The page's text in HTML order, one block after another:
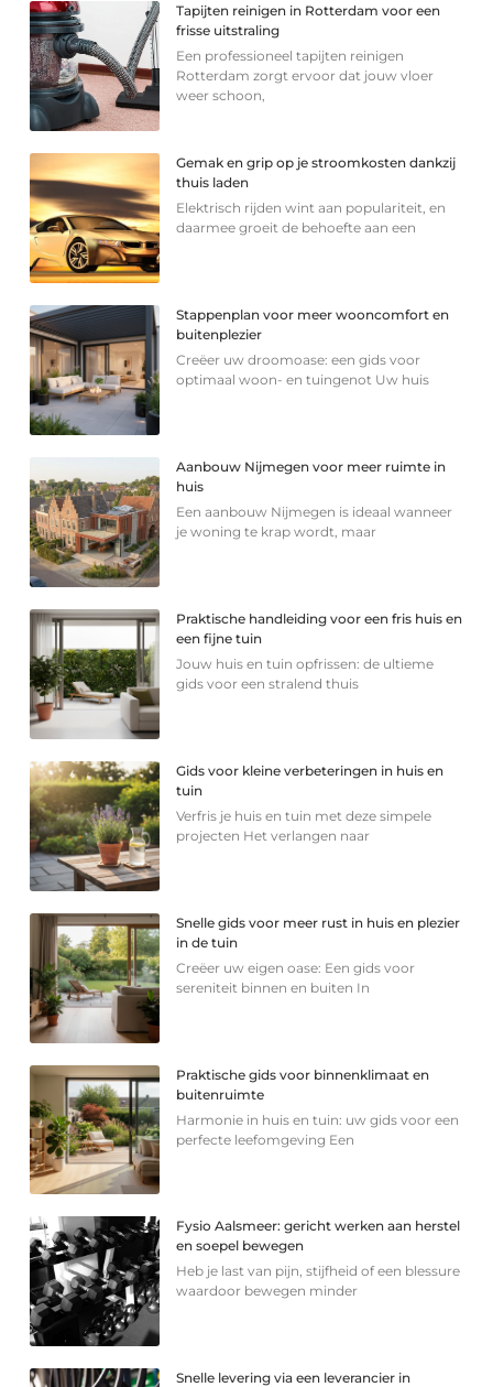
Tapijten reinigen in Rotterdam voor een
frisse uitstraling
Een professioneel tapijten reinigen
Rotterdam zorgt ervoor dat jouw vloer
weer schoon,
Gemak en grip op je stroomkosten dankzij
thuis laden
Elektrisch rijden wint aan populariteit, en
daarmee groeit de behoefte aan een
Stappenplan voor meer wooncomfort en
buitenplezier
Creëer uw droomoase: een gids voor
optimaal woon- en tuingenot Uw huis
Aanbouw Nijmegen voor meer ruimte in
huis
Een aanbouw Nijmegen is ideaal wanneer
je woning te krap wordt, maar
Praktische handleiding voor een fris huis en
een fijne tuin
Jouw huis en tuin opfrissen: de ultieme
gids voor een stralend thuis
Gids voor kleine verbeteringen in huis en
tuin
Verfris je huis en tuin met deze simpele
projecten Het verlangen naar
Snelle gids voor meer rust in huis en plezier
in de tuin
Creëer uw eigen oase: Een gids voor
sereniteit binnen en buiten In
Praktische gids voor binnenklimaat en
buitenruimte
Harmonie in huis en tuin: uw gids voor een
perfecte leefomgeving Een
Fysio Aalsmeer: gericht werken aan herstel
en soepel bewegen
Heb je last van pijn, stijfheid of een blessure
waardoor bewegen minder
Snelle levering via een leverancier in